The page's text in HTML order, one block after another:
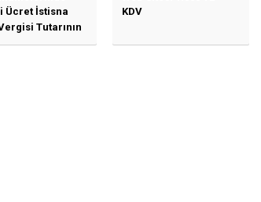
Ücret İstisna
Tutarının
KDV